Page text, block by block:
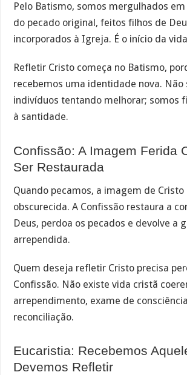
Pelo Batismo, somos mergulhados
do pecado original, feitos filhos de
incorporados à Igreja. É o início da
Refletir Cristo começa no Batismo,
recebemos uma identidade nova. Não
indivíduos tentando melhorar; somos
à santidade.
Confissão: A Imagem Ferida
Ser Restaurada
Quando pecamos, a imagem de Cristo
obscurecida. A Confissão restaura a
Deus, perdoa os pecados e devolve a
arrependida.
Quem deseja refletir Cristo precisa
Confissão. Não existe vida cristã
arrependimento, exame de
reconciliação.
Eucaristia: Recebemos
Devemos Refletir